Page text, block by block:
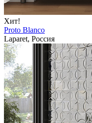
Хит!
Proto Blanco
Laparet, Россия